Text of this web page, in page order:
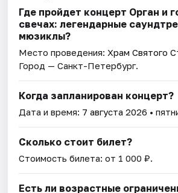
Где пройдет концерт Орган и
свечах: легендарные
мюзиклы?
Место проведения:Храм Святого
Город — Санкт-Петербург.
Когда запланирован концерт?
Дата и время: 7 августа 2026 •
Сколько стоит билет?
Стоимость билета: от 1 000 ₽.
Есть ли возрастные